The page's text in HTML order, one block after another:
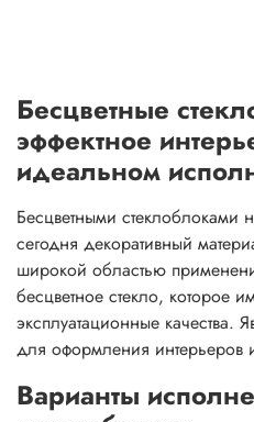
Бесцветные
эффектное
идеальном
Бесцветными стеклоблоками
сегодня декоративный
широкой областью
бесцветное стекло, которое
эксплуатационные качества.
для оформления интерьеров
Варианты